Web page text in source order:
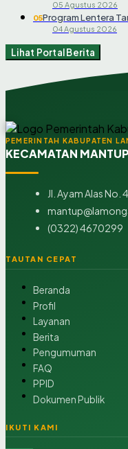
05 Agustus 2026
05Program Lentera
04 Agustus 2026
Lihat Portal Berita
PEMERINTAH KABUPATEN
KECAMATAN
Jl. Ayam Alas
(0322) 4670299
TAUTAN CEPAT
Beranda
Profil
Layanan
Berita
Pengumuman
FAQ
PPID
Dokumen Publik
IKUTI KAMI